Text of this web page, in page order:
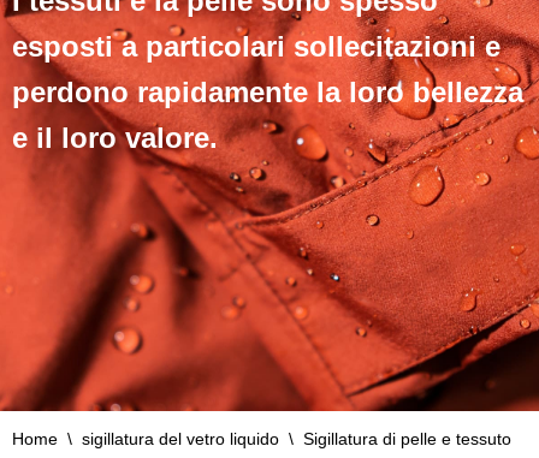
esposti a particolari sollecitazioni e
perdono rapidamente la loro bellezza
e il loro valore.
Home \ sigillatura del vetro liquido \ Sigillatura di pelle e tessuto